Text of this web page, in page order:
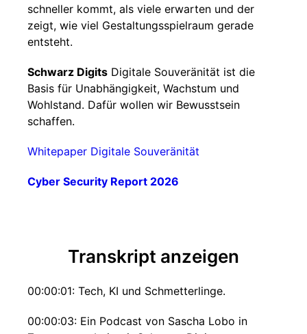
schneller kommt, als viele erwarten und der
zeigt, wie viel Gestaltungsspielraum gerade
entsteht.
Schwarz Digits Digitale Souveränität ist die
Basis für Unabhängigkeit, Wachstum und
Wohlstand. Dafür wollen wir Bewusstsein
schaffen.
Whitepaper Digitale Souveränität
Cyber Security Report 2026
Transkript anzeigen
00:00:01: Tech, KI und Schmetterlinge.
00:00:03: Ein Podcast von Sascha Lobo in